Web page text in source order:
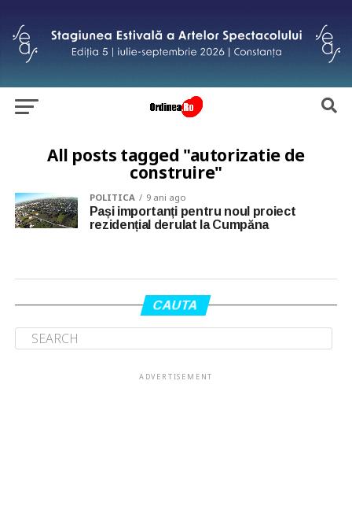
All posts tagged "autorizatie de
construire"
POLITICA 9 ani ago
Pași importanți pentru noul proiect
rezidențial derulat la Cumpăna
CAUTA
ADVERTISEMENT